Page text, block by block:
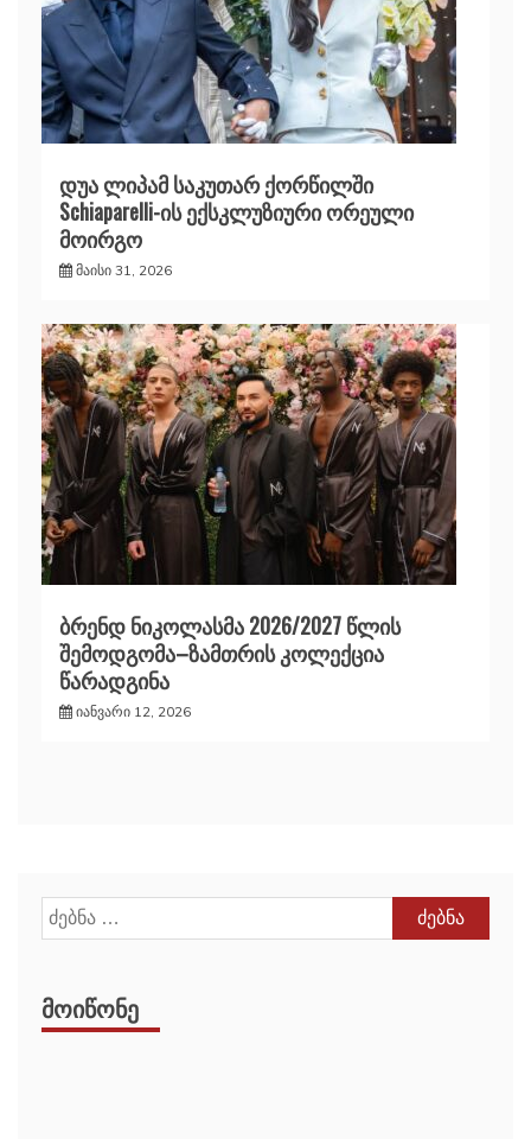
დუა ლიპამ საკუთარ ქორწილში
Schiaparelli-ის ექსკლუზიური ორეული
მოირგო
მაისი 31, 2026
ბრენდ ნიკოლასმა 2026/2027 წლის
შემოდგომა–ზამთრის კოლექცია
წარადგინა
იანვარი 12, 2026
ძებნა:
ᲛᲝᲘᲬᲝᲜᲔ